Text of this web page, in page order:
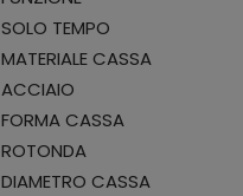
SOLO TEMPO
MATERIALE CASSA
ACCIAIO
FORMA CASSA
ROTONDA
DIAMETRO CASSA